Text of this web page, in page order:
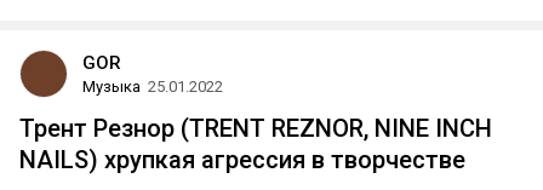
GOR
Музыка 25.01.2022
Трент Резнор (TRENT REZNOR, NINE INCH
NAILS) хрупкая агрессия в творчестве